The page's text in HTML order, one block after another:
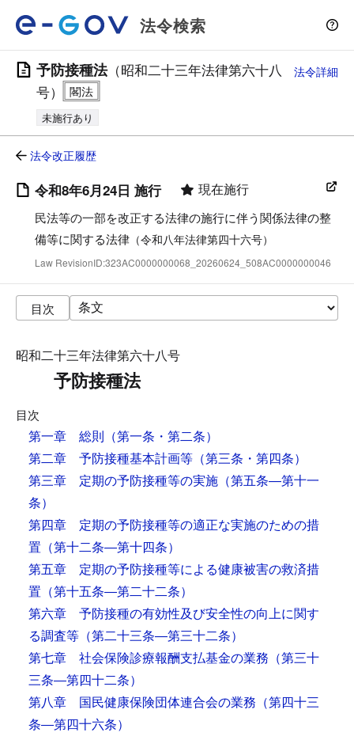
法令検索
予防接種法（昭和二十三年法律第六十八
号）
未施行あり
法令詳細
法令改正履歴
令和8年6月24日 施行 現在施行
民法等の一部を改正する法律の施行に伴う関係法律の整
備等に関する法律 （令和八年法律第四十六号）
Law RevisionID:323AC0000000068_20260624_508AC0000000046
目次
昭和二十三年法律第六十八号
予防接種法
目次
第一章 総則 （第一条・第二条）
第二章 予防接種基本計画等 （第三条・第四条）
第三章 定期の予防接種等の実施 （第五条―第十一
条）
第四章 定期の予防接種等の適正な実施のための措
置 （第十二条―第十四条）
第五章 定期の予防接種等による健康被害の救済措
置 （第十五条―第二十二条）
第六章 予防接種の有効性及び安全性の向上に関す
る調査等 （第二十三条―第三十二条）
第七章 社会保険診療報酬支払基金の業務 （第三十
三条―第四十二条）
第八章 国民健康保険団体連合会の業務 （第四十三
条―第四十六条）